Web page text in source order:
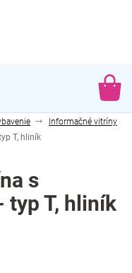
Informačné vitríny
T, hliník
s
typ T, hliník